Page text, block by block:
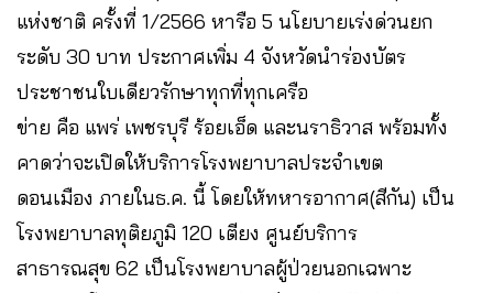
แห่งชาติ ครั้งที่ 1/2566 หารือ 5 นโยบายเร่งด่วนยก
ระดับ 30 บาท ประกาศเพิ่ม 4 จังหวัดนำร่องบัตร
ประชาชนใบเดียวรักษาทุกที่ทุกเครือ
ข่าย คือ แพร่ เพชรบุรี ร้อยเอ็ด และนราธิวาส พร้อมทั้ง
คาดว่าจะเปิดให้บริการโรงพยาบาลประจำเขต
ดอนเมือง ภายในธ.ค. นี้ โดยให้ทหารอากาศ(สีกัน) เป็น
โรงพยาบาลทุติยภูมิ 120 เตียง ศูนย์บริการ
สาธารณสุข 62 เป็นโรงพยาบาลผู้ป่วยนอกเฉพาะ